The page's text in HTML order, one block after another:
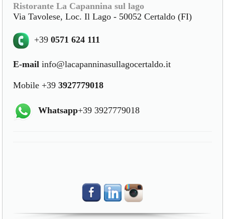
Ristorante La Capannina sul lago
Via Tavolese, Loc. Il Lago - 50052 Certaldo (FI)
+390571 624 111
E-mail info@lacapanninasullagocertaldo.it
Mobile +393927779018
Whatsapp+39 3927779018